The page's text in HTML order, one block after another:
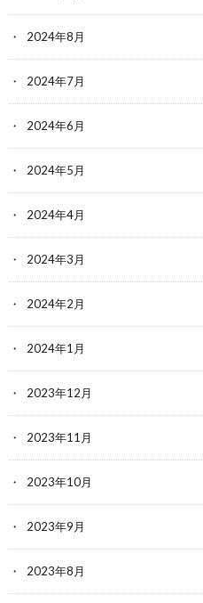
2024年8月
2024年7月
2024年6月
2024年5月
2024年4月
2024年3月
2024年2月
2024年1月
2023年12月
2023年11月
2023年10月
2023年9月
2023年8月